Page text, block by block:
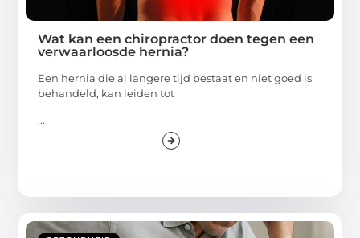
Wat kan een chiropractor doen tegen een
verwaarloosde hernia?
Een hernia die al langere tijd bestaat en niet goed is
behandeld, kan leiden tot
...